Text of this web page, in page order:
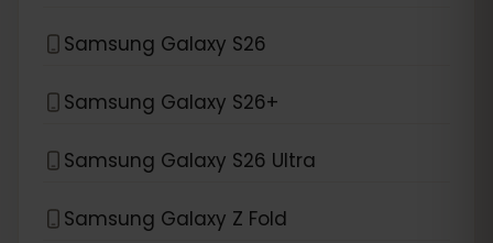
Samsung Galaxy S26
Samsung Galaxy S26+
Samsung Galaxy S26 Ultra
Samsung Galaxy Z Fold